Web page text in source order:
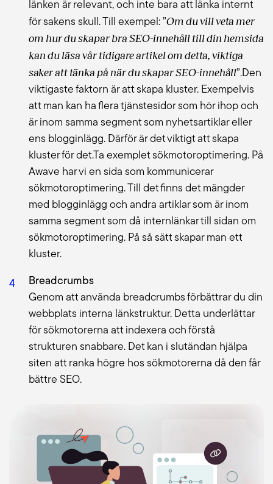
länken är relevant, och inte bara att länka internt
för sakens skull. Till exempel: ”Om du vill veta mer
om hur du skapar bra SEO-innehåll till din hemsida
kan du läsa vår tidigare artikel om detta, viktiga
saker att tänka på när du skapar SEO-innehåll”.Den
viktigaste faktorn är att skapa kluster. Exempelvis
att man kan ha flera tjänstesidor som hör ihop och
är inom samma segment som nyhetsartiklar eller
ens blogginlägg. Därför är det viktigt att skapa
kluster för det.Ta exemplet sökmotoroptimering. På
Awave har vi en sida som kommunicerar
sökmotoroptimering. Till det finns det mängder
med blogginlägg och andra artiklar som är inom
samma segment som då internlänkar till sidan om
sökmotoroptimering. På så sätt skapar man ett
kluster.
Breadcrumbs
Genom att använda breadcrumbs förbättrar du din
webbplats interna länkstruktur. Detta underlättar
för sökmotorerna att indexera och förstå
strukturen snabbare. Det kan i slutändan hjälpa
siten att ranka högre hos sökmotorerna då den får
bättre SEO.